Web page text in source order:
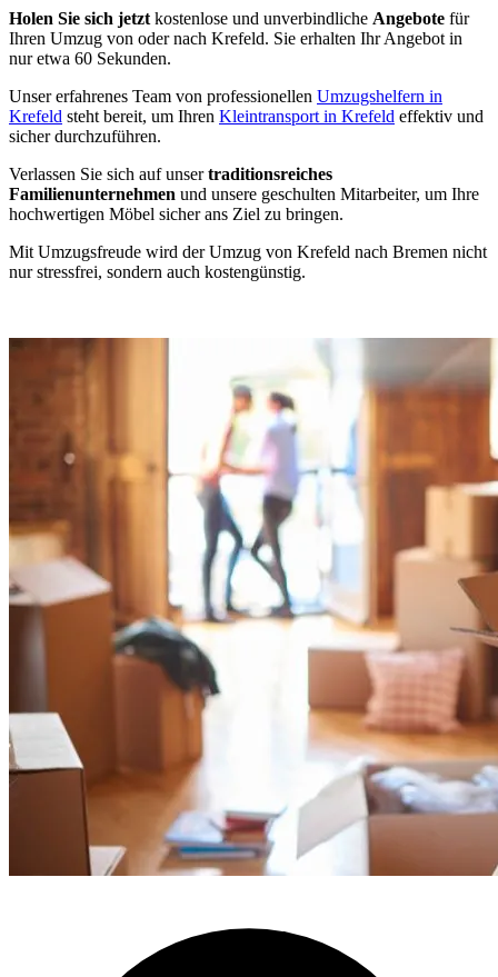
Holen Sie sich jetzt kostenlose und unverbindliche Angebote für
Ihren Umzug von oder nach Krefeld. Sie erhalten Ihr Angebot in
nur etwa 60 Sekunden.
Unser erfahrenes Team von professionellen Umzugshelfern in
Krefeld steht bereit, um Ihren Kleintransport in Krefeld effektiv und
sicher durchzuführen.
Verlassen Sie sich auf unsertraditionsreiches
Familienunternehmen und unsere geschulten Mitarbeiter, um Ihre
hochwertigen Möbel sicher ans Ziel zu bringen.
Mit Umzugsfreude wird der Umzug von Krefeld nach Bremen nicht
nur stressfrei, sondern auch kostengünstig.